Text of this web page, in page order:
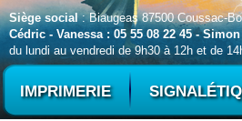
Siège social: Biaugeas 87500 Coussac-
Cédric - Vanessa : 05 55 08 22 45 -
du lundi au vendredi de 9h30 à 12h et de
IMPRIMERIE